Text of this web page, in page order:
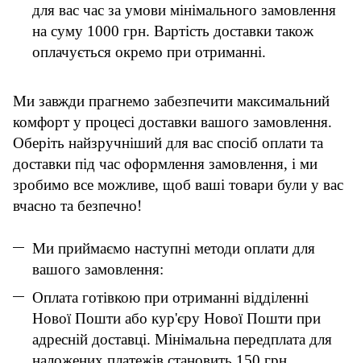
для вас час за умови мінімального замовлення
на суму 1000 грн. Вартість доставки також
оплачується окремо при отриманні.
Ми завжди прагнемо забезпечити максимальний
комфорт у процесі доставки вашого замовлення.
Оберіть найзручніший для вас спосіб оплати та
доставки під час оформлення замовлення, і ми
зробимо все можливе, щоб ваші товари були у вас
вчасно та безпечно!
Ми приймаємо наступні методи оплати для
вашого замовлення:
Оплата готівкою при отриманні відділенні
Нової Пошти або кур'єру Нової Пошти при
адресній доставці. Мінімальна передплата для